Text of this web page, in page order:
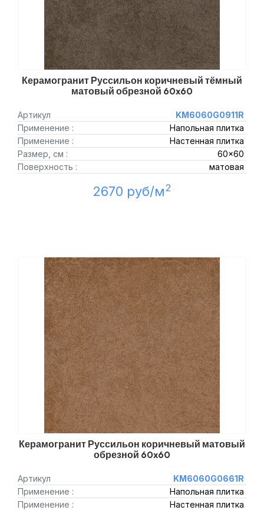
Керамогранит Руссильон коричневый тёмный
матовый обрезной 60x60
Артикул
KM6060G0911R
Применение :
Напольная плитка
Применение :
Настенная плитка
Размер, см :
60x60
Поверхность :
матовая
2670 руб/м2
Керамогранит Руссильон коричневый матовый
обрезной 60x60
Артикул
KM6060G0661R
Применение :
Напольная плитка
Применение :
Настенная плитка